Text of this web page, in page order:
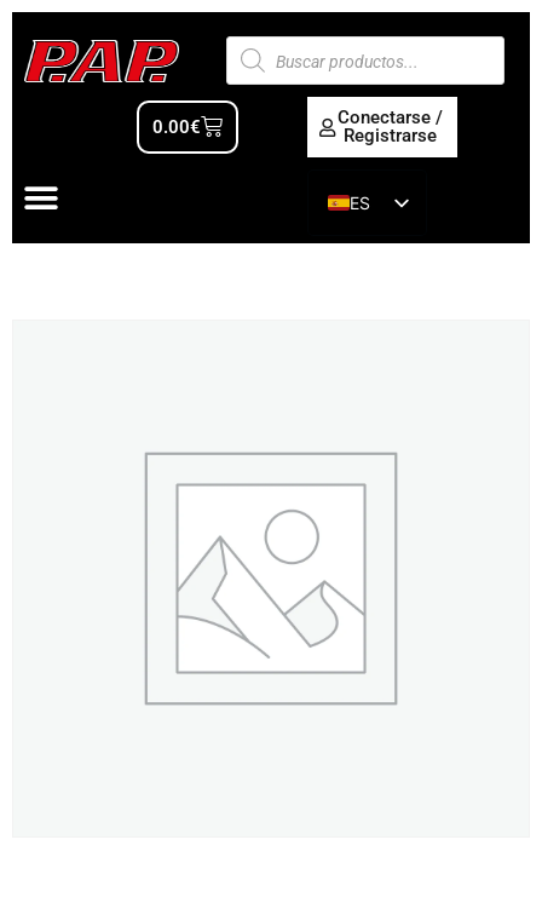
0.00€
Conectarse /
Registrarse
ES
EN